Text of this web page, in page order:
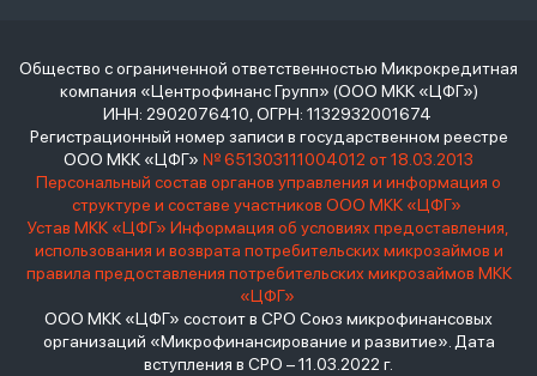
Общество с ограниченной ответственностью Микрокредитная
компания «Центрофинанс Групп» (ООО МКК «ЦФГ»)
ИНН: 2902076410, ОГРН: 1132932001674
Регистрационный номер записи в государственном реестре
ООО МКК «ЦФГ» № 651303111004012 от 18.03.2013
Персональный состав органов управления и информация о
структуре и составе участников ООО МКК «ЦФГ»
Устав МКК «ЦФГ» Информация об условиях предоставления,
использования и возврата потребительских микрозаймов и
правила предоставления потребительских микрозаймов МКК
«ЦФГ»
ООО МКК «ЦФГ» состоит в СРО Союз микрофинансовых
организаций «Микрофинансирование и развитие». Дата
вступления в СРО – 11.03.2022 г.